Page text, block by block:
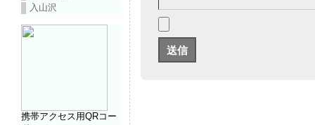
入山沢
携帯アクセス用QRコー